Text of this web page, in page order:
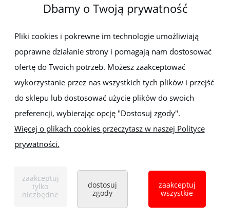
Newsletter
Zapisz się do newslettera, aby być na bieżąco z nowościami i
promocjami
Handlowa 1, 35-103 Rzeszów
Tel:
+48 17 853 90 49 +48 668 191 214
Dbamy o Twoją prywatność
Pliki cookies i pokrewne im technologie umożliwiają
poprawne działanie strony i pomagają nam dostosować
ofertę do Twoich potrzeb. Możesz zaakceptować
wykorzystanie przez nas wszystkich tych plików i przejść
do sklepu lub dostosować użycie plików do swoich
preferencji, wybierając opcję "Dostosuj zgody".
Więcej o plikach cookies przeczytasz w naszej Polityce
prywatności.
zaakceptuj
tylko
niezbędne
dostosuj
zgody
zaakceptuj
wszystkie